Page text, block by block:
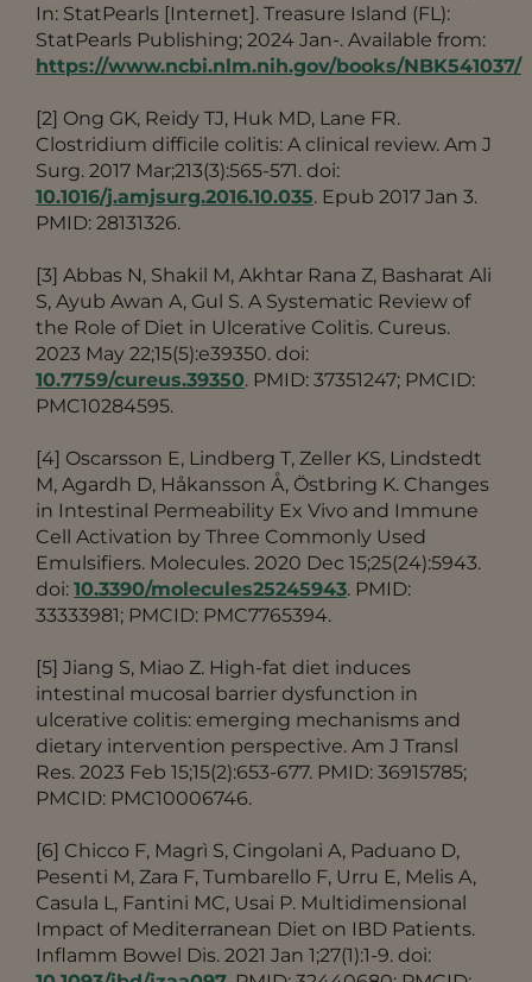
In: StatPearls [Internet]. Treasure Island (FL):
StatPearls Publishing; 2024 Jan-. Available from:
https://www.ncbi.nlm.nih.gov/books/NBK541037/
[2] Ong GK, Reidy TJ, Huk MD, Lane FR.
Clostridium difficile colitis: A clinical review. Am J
Surg. 2017 Mar;213(3):565-571. doi:
10.1016/j.amjsurg.2016.10.035. Epub 2017 Jan 3.
PMID: 28131326.
[3] Abbas N, Shakil M, Akhtar Rana Z, Basharat Ali
S, Ayub Awan A, Gul S. A Systematic Review of
the Role of Diet in Ulcerative Colitis. Cureus.
2023 May 22;15(5):e39350. doi:
10.7759/cureus.39350. PMID: 37351247; PMCID:
PMC10284595.
[4] Oscarsson E, Lindberg T, Zeller KS, Lindstedt
M, Agardh D, Håkansson Å, Östbring K. Changes
in Intestinal Permeability Ex Vivo and Immune
Cell Activation by Three Commonly Used
Emulsifiers. Molecules. 2020 Dec 15;25(24):5943.
doi: 10.3390/molecules25245943. PMID:
33333981; PMCID: PMC7765394.
[5] Jiang S, Miao Z. High-fat diet induces
intestinal mucosal barrier dysfunction in
ulcerative colitis: emerging mechanisms and
dietary intervention perspective. Am J Transl
Res. 2023 Feb 15;15(2):653-677. PMID: 36915785;
PMCID: PMC10006746.
[6] Chicco F, Magrì S, Cingolani A, Paduano D,
Pesenti M, Zara F, Tumbarello F, Urru E, Melis A,
Casula L, Fantini MC, Usai P. Multidimensional
Impact of Mediterranean Diet on IBD Patients.
Inflamm Bowel Dis. 2021 Jan 1;27(1):1-9. doi: